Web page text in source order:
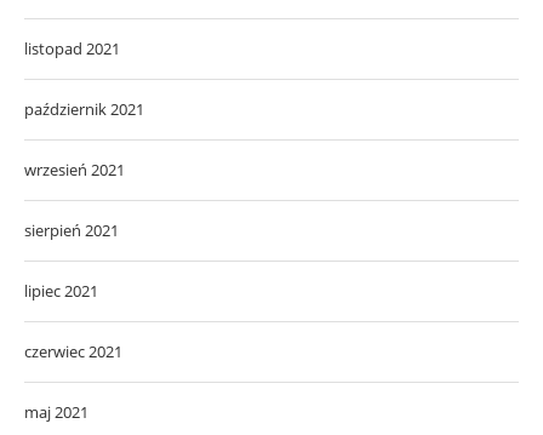
listopad 2021
październik 2021
wrzesień 2021
sierpień 2021
lipiec 2021
czerwiec 2021
maj 2021